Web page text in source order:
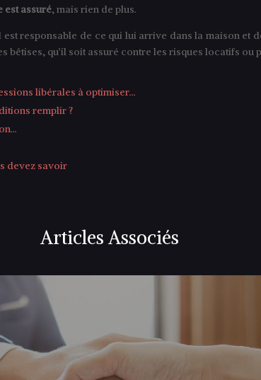
est assuré, mais rien de plus.
de ce qui lui arrive dans la maison et
bêtises, qu’il soit assuré contre les risques locatifs ou
libérales à optimiser…
remplir ?
devez savoir
Articles Associés